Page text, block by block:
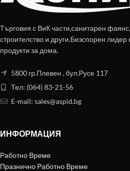
Търговия с ВиК части,санитарен
строителство и други.Безспорен лидер
продукти за дома.
5800 гр.Плевен , бул.Русе 117
Тел: (064) 83-21-56
E-mail: sales@aspid.bg
ИНФОРМАЦИЯ
Работно Време
Празнично Работно Време